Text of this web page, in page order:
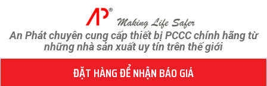
An Phát chuyên cung cấp thiết bị PCCC chính hãng từ
những nhà sản xuất uy tín trên thế giới
ĐẶT HÀNG ĐỂ NHẬN BÁO GIÁ